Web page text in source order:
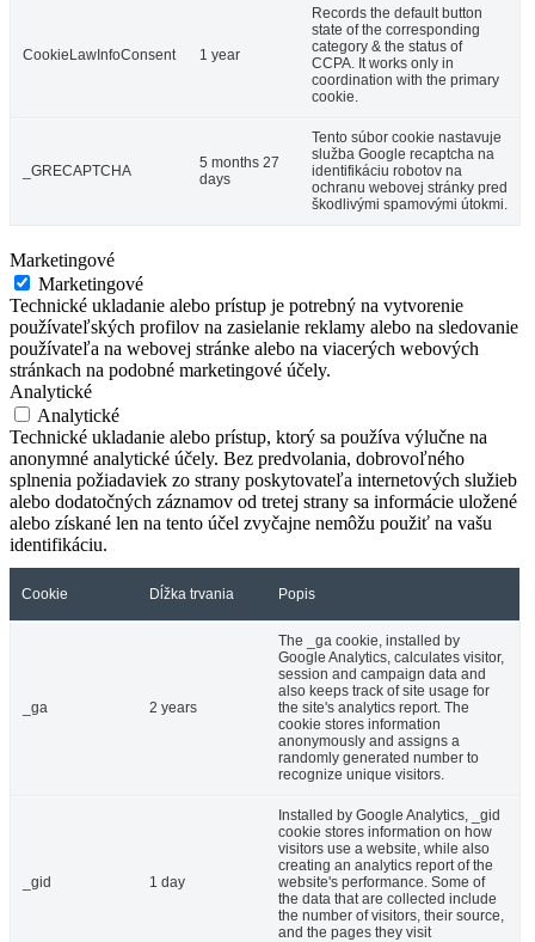
CookieLawInfoConsent 1 year
Records the default button
state of the corresponding
category & the status of
CCPA. It works only in
coordination with the primary
cookie.
_GRECAPTCHA
5 months 27
days
Tento súbor cookie nastavuje
služba Google recaptcha na
identifikáciu robotov na
ochranu webovej stránky pred
škodlivými spamovými útokmi.
Marketingové
Marketingové
Technické ukladanie alebo prístup je potrebný na vytvorenie
používateľských profilov na zasielanie reklamy alebo na sledovanie
používateľa na webovej stránke alebo na viacerých webových
stránkach na podobné marketingové účely.
Analytické
Analytické
Technické ukladanie alebo prístup, ktorý sa používa výlučne na
anonymné analytické účely. Bez predvolania, dobrovoľného
splnenia požiadaviek zo strany poskytovateľa internetových služieb
alebo dodatočných záznamov od tretej strany sa informácie uložené
alebo získané len na tento účel zvyčajne nemôžu použiť na vašu
identifikáciu.
Cookie Dĺžka trvania Popis
_ga 2 years
The _ga cookie, installed by
Google Analytics, calculates visitor,
session and campaign data and
also keeps track of site usage for
the site's analytics report. The
cookie stores information
anonymously and assigns a
randomly generated number to
recognize unique visitors.
_gid 1 day
Installed by Google Analytics, _gid
cookie stores information on how
visitors use a website, while also
creating an analytics report of the
website's performance. Some of
the data that are collected include
the number of visitors, their source,
and the pages they visit